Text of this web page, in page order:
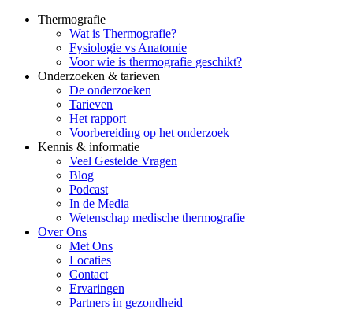
Thermografie
Wat is Thermografie?
Fysiologie vs Anatomie
Voor wie is thermografie geschikt?
Onderzoeken & tarieven
De onderzoeken
Tarieven
Het rapport
Voorbereiding op het onderzoek
Kennis & informatie
Veel Gestelde Vragen
Blog
Podcast
In de Media
Wetenschap medische thermografie
Over Ons
Met Ons
Locaties
Contact
Ervaringen
Partners in gezondheid